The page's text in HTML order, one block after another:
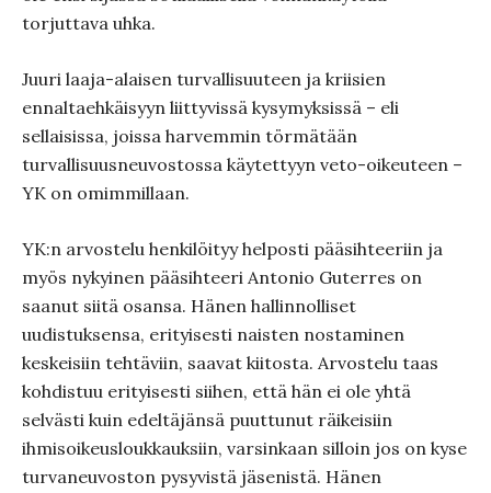
torjuttava uhka.
Juuri laaja-alaisen turvallisuuteen ja kriisien
ennaltaehkäisyyn liittyvissä kysymyksissä – eli
sellaisissa, joissa harvemmin törmätään
turvallisuusneuvostossa käytettyyn veto-oikeuteen –
YK on omimmillaan.
YK:n arvostelu henkilöityy helposti pääsihteeriin ja
myös nykyinen pääsihteeri Antonio Guterres on
saanut siitä osansa. Hänen hallinnolliset
uudistuksensa, erityisesti naisten nostaminen
keskeisiin tehtäviin, saavat kiitosta. Arvostelu taas
kohdistuu erityisesti siihen, että hän ei ole yhtä
selvästi kuin edeltäjänsä puuttunut räikeisiin
ihmisoikeusloukkauksiin, varsinkaan silloin jos on kyse
turvaneuvoston pysyvistä jäsenistä. Hänen